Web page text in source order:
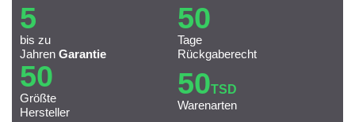
5
bis zu
Jahren Garantie
50
Tage
Rückgaberecht
50
Größte
Hersteller
50TSD
Warenarten